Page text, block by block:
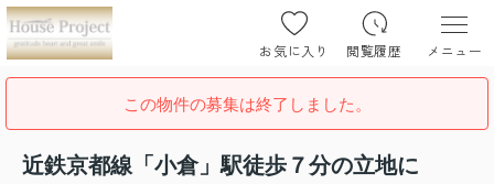
お気に入り 閲覧履歴 メニュー
この物件の募集は終了しました。
近鉄京都線「小倉」駅徒歩７分の立地に